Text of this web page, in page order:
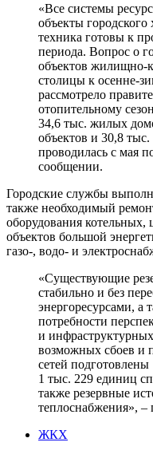
«Все системы
объекты городского
техника готовы к
периода. Вопрос о
объектов жилищно-
столицы к осенне-
рассмотрело
отопительному
34,6 тыс. жилых
объектов и 30,8
проводилась с мая
сообщении.
Городские службы
также необходимый
оборудования
объектов большой
газо-, водо- и
«Существующие
стабильно и без
энергоресурсами, а
потребности
и
возможных сбоев и
сетей
1 тыс. 229 единиц
также резервные
теплоснабжения», –
ЖКХ